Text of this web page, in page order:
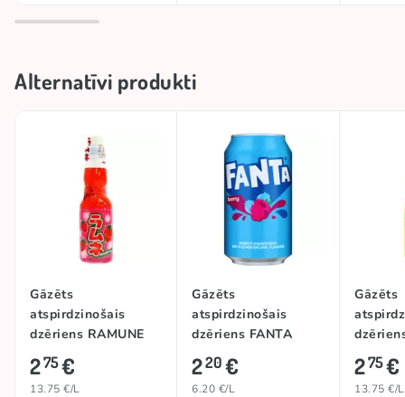
Alternatīvi produkti
Gāzēts
atspirdzinošais
dzēriens RAMUNE
(STRAWBERRY),
200ml
275€
13.75 €/L
Gāzēts
atspirdzinošais
dzēriens FANTA
(BERRY), 355ml
220€
6.20 €/L
Gāzēts
275€
13.75 €/L